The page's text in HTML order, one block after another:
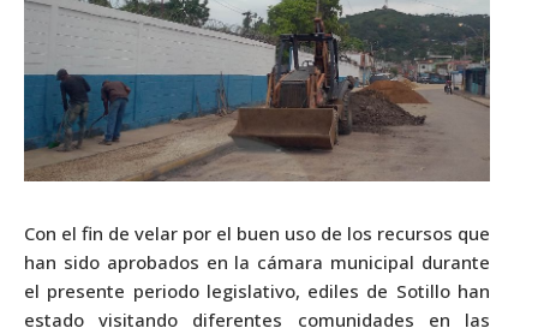
Con el fin de velar por el buen uso de los recursos que
han sido aprobados en la cámara municipal durante
el presente periodo legislativo, ediles de Sotillo han
estado visitando diferentes comunidades en las